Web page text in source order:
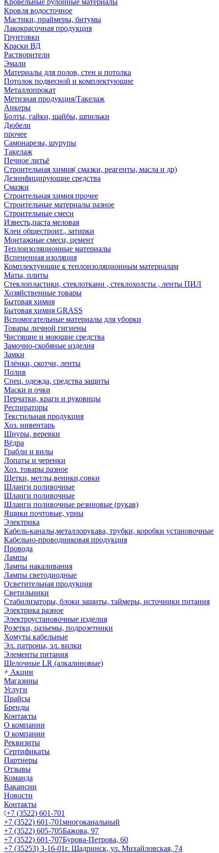
Кровельные рулонные материалы
Кровля водосточное
Мастики, праймеры, битумы
Лакокрасочная продукция
Грунтовки
Краски ВД
Растворители
Эмали
Материалы для полов, стен и потолка
Потолок подвесной и комплектующие
Металлопрокат
Метизная продукция/Такелаж
Анкеры
Болты, гайки, шайбы, шпильки
Дюбели
прочее
Самонарезы, шурупы
Такелаж
Печное литьё
Строительная химия( смазки, реагенты, масла и др)
Дезинфицирующие средства
Смазки
Строительная химия прочее
Строительные материалы разное
Строительные смеси
Известь,паста меловая
Клеи общестроит., затирки
Монтажные смеси, цемент
Теплоизоляционные материалы
Вспененная изоляция
Комплектующие к теплоизоляционным материалам
Маты, плиты
Стеклопластики, стеклоткани , стеклохолсты , ленты ПИЛ
Хозяйственные товары
Бытовая химия
Бытовая химия GRASS
Вспомогательные материалы для уборки
Товары личной гигиены
Чистящие и моющие средства
Замочно-скобяные изделия
Замки
Плёнки, скотчи, ленты
Полив
Спец. одежда, средства защиты
Маски и очки
Перчатки, краги и руковицы
Респираторы
Текстильная продукция
Хоз. инвентарь
Шнуры, веревки
Вёдра
Грабли и вилы
Лопаты и черенки
Хоз. товары разное
Щетки, метлы,веники,совки
Шланги поливочные
Шланги поливочные
Шланги поливочные резиновые (рукав)
Ящики почтовые, урны
Электрика
Кабель-каналы,металлорукава, трубки, коробки установочные
Кабельно-проводниковая продукция
Провода
Лампы
Лампы накаливания
Лампы светодиодные
Осветительная продукция
Светильники
Стабилизаторы, блоки защиты, таймеры, источники питания
Электрика разное
Электроустановочные изделия
Розетки, разъемы, подрозетники
Хомуты кабельные
Эл. патроны, эл. вилки
Элементы питания
Щелочные LR (алкалиновые)
Акции
Магазины
Услуги
Прайсы
Бренды
Контакты
О компании
О компании
Реквизиты
Сертификаты
Партнеры
Отзывы
Команда
Вакансии
Новости
Контакты
+7 (3522) 601-701
+7 (3522) 601-701многоканальный
+7 (3522) 605-705Бажова, 97
+7 (3522) 601-707Бурова-Петрова, 60
+7 (35253) 3-16-01г. Шадринск, ул. Михайловская, 74